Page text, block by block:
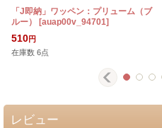
「J即納」ワッペン：プリューム（ブ
ルー）
[auap00v_94701]
510円
在庫数 6点
レビュー